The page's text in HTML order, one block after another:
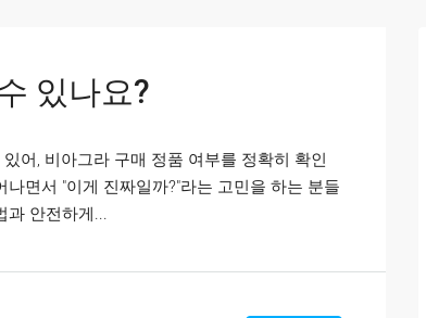
있나요?
어, 비아그라 구매 정품 여부를 정확히 확인
면서 "이게 진짜일까?"라는 고민을 하는 분들
과 안전하게...